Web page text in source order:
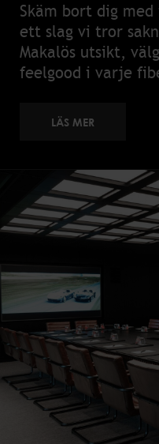
Skäm bort dig
ett slag vi tror
Makalös utsikt,
feelgood i varje
LÄS MER